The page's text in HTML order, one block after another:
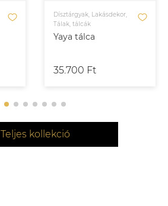
Yaya tálca
Dísztárgyak, Lakásdekor,
Tálak, tálcák
35.700 Ft
Teljes kollekció